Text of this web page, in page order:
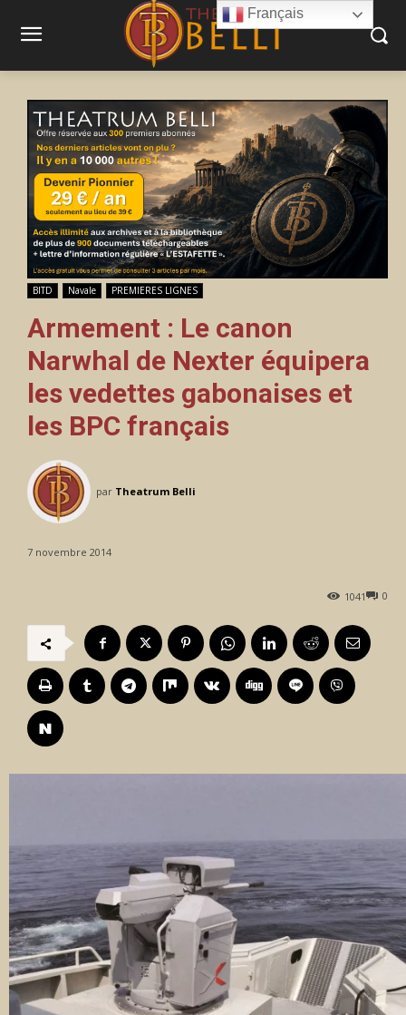
BITD Navale PREMIERES LIGNES
Armement : Le canon
Narwhal de Nexter équipera
les vedettes gabonaises et
les BPC français
par Theatrum Belli
7 novembre 2014
0
1041
Français